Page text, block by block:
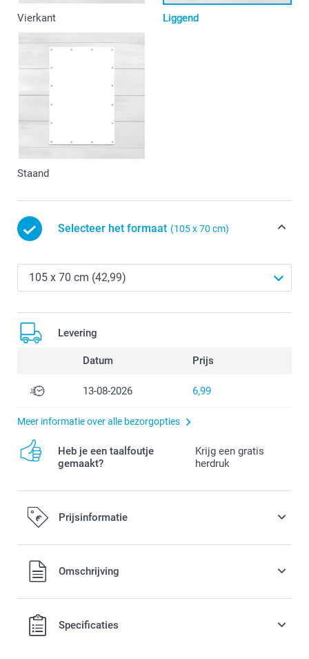
Vierkant Liggend
Staand
Selecteer het formaat (105 x 70 cm)
Levering
Datum Prijs
13-08-2026 6,99
Meer informatie over alle bezorgopties
Heb je een taalfoutje
gemaakt?
Krijg een gratis
herdruk
Prijsinformatie
Alle prijzen zijn in EURO (€) inclusief BTW en exclusief
verzendkosten.Omschrijving
Specificaties